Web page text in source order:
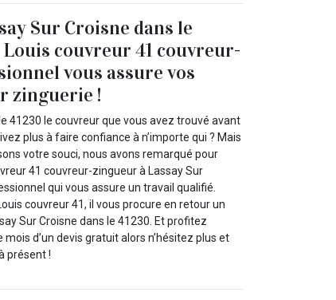
Sur Croisne dans le
couvreur 41 couvreur-
vous assure vos
zinguerie !
41230 le couvreur que vous avez trouvé avant
plus à faire confiance à n’importe qui ? Mais
votre souci, nous avons remarqué pour
41 couvreur-zingueur à Lassay Sur
qui vous assure un travail qualifié.
couvreur 41, il vous procure en retour un
Sur Croisne dans le 41230. Et profitez
d’un devis gratuit alors n’hésitez plus et
présent !